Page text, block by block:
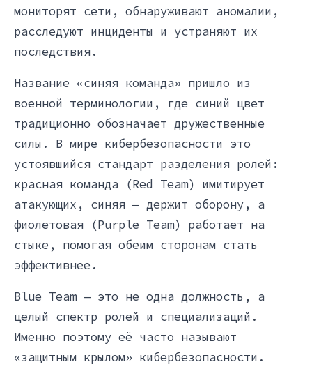
мониторят сети, обнаруживают аномалии,
расследуют инциденты и устраняют их
последствия.
Название «синяя команда» пришло из
военной терминологии, где синий цвет
традиционно обозначает дружественные
силы. В мире кибербезопасности это
устоявшийся стандарт разделения ролей:
красная команда (Red Team) имитирует
атакующих, синяя — держит оборону, а
фиолетовая (Purple Team) работает на
стыке, помогая обеим сторонам стать
эффективнее.
Blue Team — это не одна должность, а
целый спектр ролей и специализаций.
Именно поэтому её часто называют
«защитным крылом» кибербезопасности.